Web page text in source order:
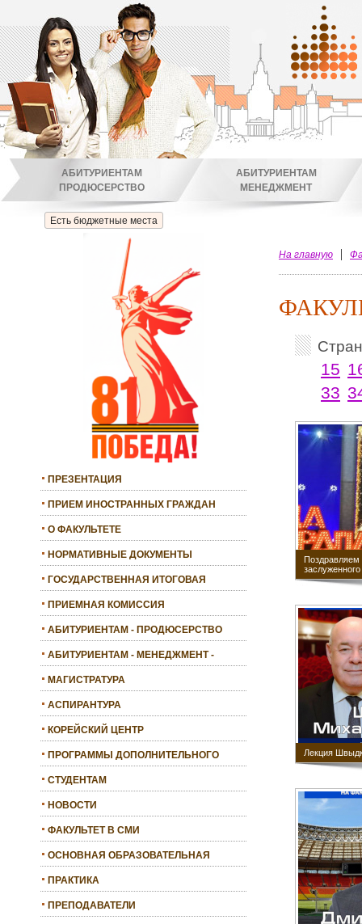
Есть бюджетные места
АБИТУРИЕНТАМ
ПРОДЮСЕРСТВО
АБИТУРИЕНТАМ
МЕНЕДЖМЕНТ
ПРЕЗЕНТАЦИЯ
ПРИЕМ ИНОСТРАННЫХ ГРАЖДАН
О ФАКУЛЬТЕТЕ
НОРМАТИВНЫЕ ДОКУМЕНТЫ
ГОСУДАРСТВЕННАЯ ИТОГОВАЯ
ПРИЕМНАЯ КОМИССИЯ
АБИТУРИЕНТАМ - ПРОДЮСЕРСТВО
АБИТУРИЕНТАМ - МЕНЕДЖМЕНТ -
МАГИСТРАТУРА
АСПИРАНТУРА
КОРЕЙСКИЙ ЦЕНТР
ПРОГРАММЫ ДОПОЛНИТЕЛЬНОГО
СТУДЕНТАМ
НОВОСТИ
ФАКУЛЬТЕТ В СМИ
ОСНОВНАЯ ОБРАЗОВАТЕЛЬНАЯ
ПРАКТИКА
ПРЕПОДАВАТЕЛИ
На главную
15
33
Поздравляем
Лекция